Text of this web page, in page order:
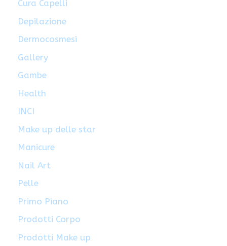
Cura Capelli
Depilazione
Dermocosmesi
Gallery
Gambe
Health
INCI
Make up delle star
Manicure
Nail Art
Pelle
Primo Piano
Prodotti Corpo
Prodotti Make up